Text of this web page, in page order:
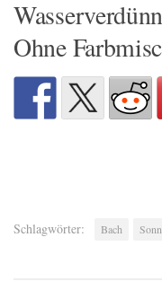
Ohne
Schlagwörter: Bach